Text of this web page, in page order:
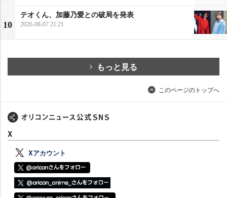
10
テオくん、加藤乃愛との破局を発表
2026-08-07 21:21
もっと見る
このページのトップへ
X
Xアカウント